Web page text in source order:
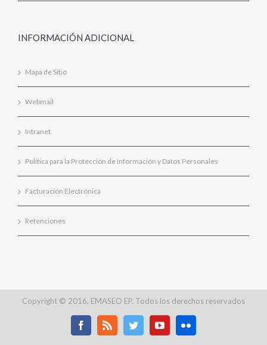
INFORMACIÓN ADICIONAL
Mapa de Sitio
Webmail
Intranet
Política para la Protección de Información y Datos Personales
Facturación Electrónica
Retenciones
Copyright © 2016, EMASEO EP. Todos los derechos reservados
Facebook
Rss TwitterYoutubeFlickr